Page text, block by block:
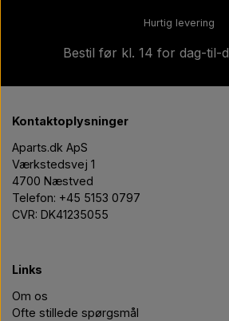
Hurtig levering
Bestil før kl. 14 for dag-til-
Kontaktoplysninger
Aparts.dk ApS
Værkstedsvej 1
4700 Næstved
Telefon: +45 5153 0797
CVR: DK41235055
Links
Om os
Ofte stillede spørgsmål